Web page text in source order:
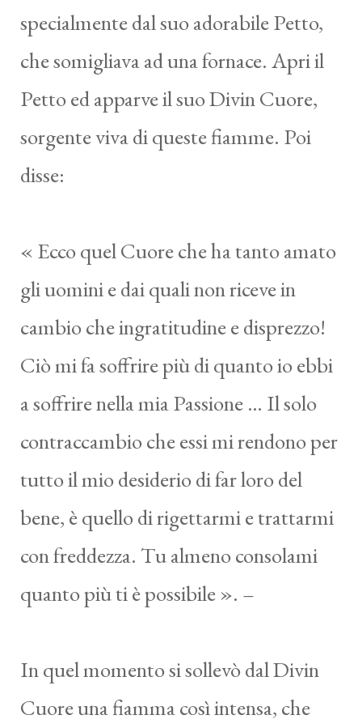
specialmente dal suo adorabile Petto,
che somigliava ad una fornace. Apri il
Petto ed apparve il suo Divin Cuore,
sorgente viva di queste fiamme. Poi
disse:
« Ecco quel Cuore che ha tanto amato
gli uomini e dai quali non riceve in
cambio che ingratitudine e disprezzo!
Ciò mi fa soffrire più di quanto io ebbi
a soffrire nella mia Passione … Il solo
contraccambio che essi mi rendono per
tutto il mio desiderio di far loro del
bene, è quello di rigettarmi e trattarmi
con freddezza. Tu almeno consolami
quanto più ti è possibile ». –
In quel momento si sollevò dal Divin
Cuore una fiamma così intensa, che